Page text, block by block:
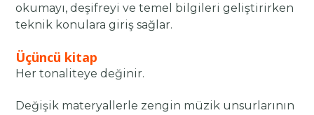
okumayı, deşifreyi ve temel bilgileri geliştirirken
teknik konulara giriş sağlar.
Üçüncü kitap
Her tonaliteye değinir.
Değişik materyallerle zengin müzik unsurlarının